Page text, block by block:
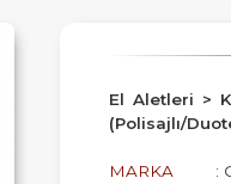
El Aletleri >
(Polisajlı/
MARKA
: